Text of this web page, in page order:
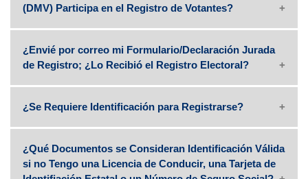
(DMV) Participa en el Registro de Votantes?
¿Envié por correo mi Formulario/Declaración Jurada
de Registro; ¿Lo Recibió el Registro Electoral?
¿Se Requiere Identificación para Registrarse?
¿Qué Documentos se Consideran Identificación Válida
si no Tengo una Licencia de Conducir, una Tarjeta de